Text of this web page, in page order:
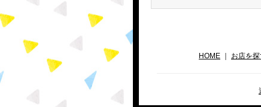
HOME ｜ お店を探